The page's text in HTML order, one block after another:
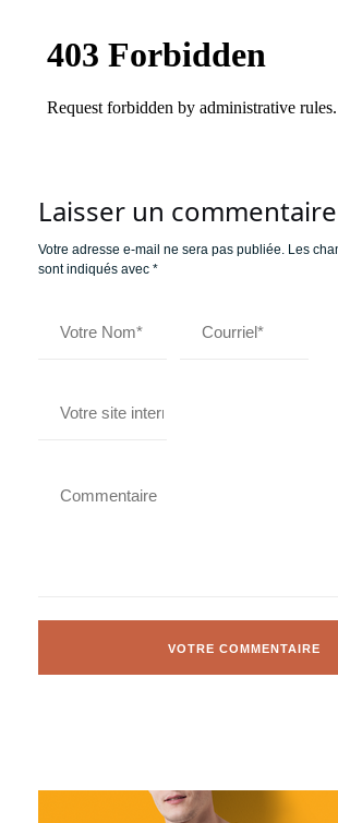
Laisser un commentaire
Votre adresse e-mail ne sera pas publiée. Les
sont indiqués avec *